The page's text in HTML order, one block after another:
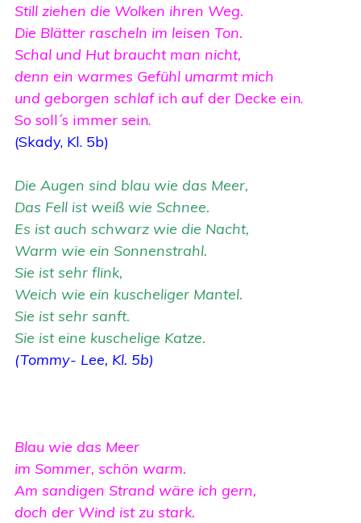
Still ziehen die Wolken ihren Weg.
Die Blätter rascheln im leisen Ton.
Schal und Hut braucht man nicht,
denn ein warmes Gefühl umarmt mich
und geborgen schlafich auf der Decke ein.
So soll´s immer sein.
(Skady, Kl. 5b)
Die Augen sind blau wie das Meer,
Das Fell ist weiß wie Schnee.
Es ist auch schwarz wie die Nacht,
Warm wie ein Sonnenstrahl.
Sie ist sehr flink,
Weich wie ein kuscheliger Mantel.
Sie ist sehr sanft.
Sie ist eine kuschelige Katze.
(Tommy- Lee, Kl. 5b)
Blau wie das Meer
im Sommer, schön warm.
Am sandigen Strand wäre ich gern,
doch der Wind ist zu stark.